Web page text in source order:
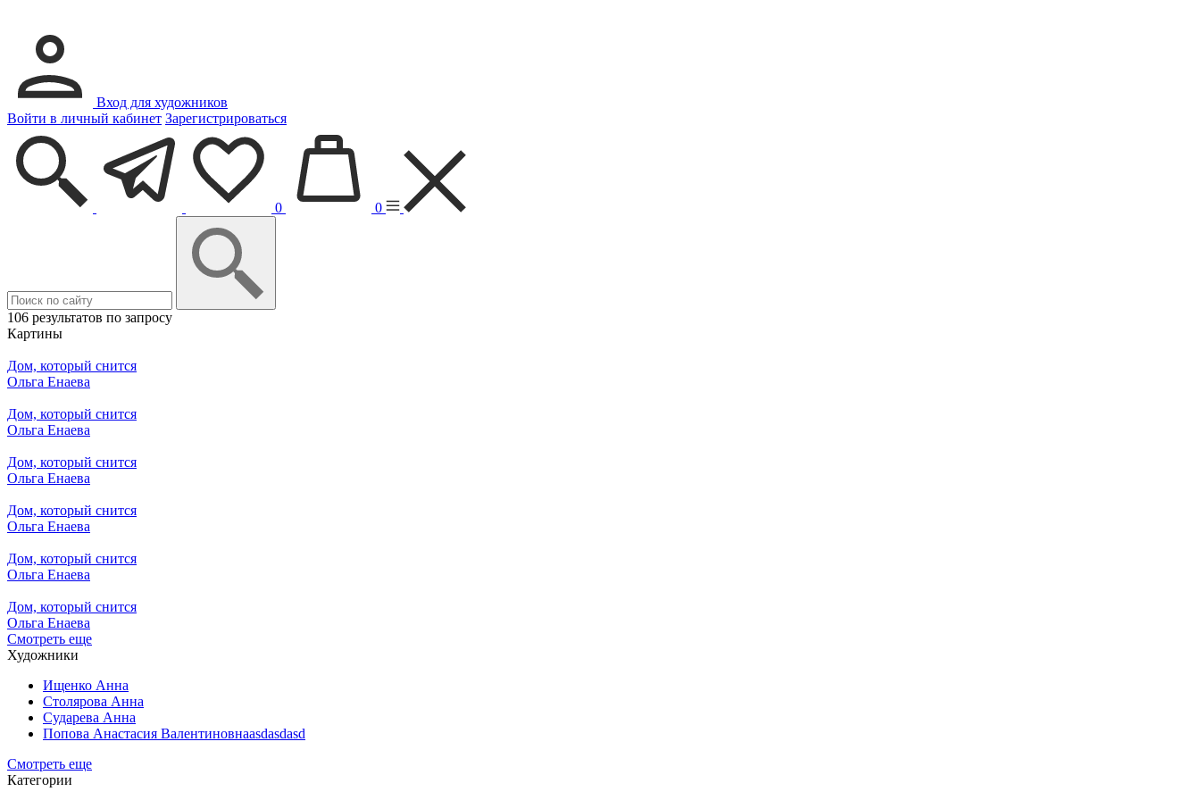
Вход для художников
Войти в личный кабинет Зарегистрироваться
0 0
106 результатов по запросу
Картины
Дом, который снится
Ольга Енаева
Дом, который снится
Ольга Енаева
Дом, который снится
Ольга Енаева
Дом, который снится
Ольга Енаева
Дом, который снится
Ольга Енаева
Дом, который снится
Ольга Енаева
Смотреть еще
Художники
Ищенко Анна
Столярова Анна
Сударева Анна
Попова Анастасия Валентиновнаasdasdasd
Смотреть еще
Категории